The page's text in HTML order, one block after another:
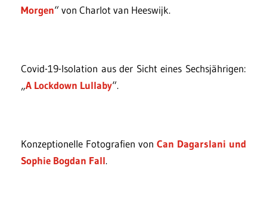
Morgen“ von Charlot van Heeswijk.
Covid-19-Isolation aus der Sicht eines Sechsjährigen:
„A Lockdown Lullaby“.
Konzeptionelle Fotografien von Can Dagarslani und
Sophie Bogdan Fall.